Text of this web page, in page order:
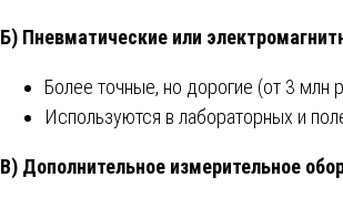
Б) Пневматические или
Более точные, но дорогие (от 3 млн
Используются в лабораторных и
В) Дополнительное измерительное